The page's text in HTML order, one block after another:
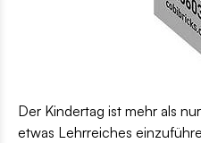
Der Kindertag ist mehr als
etwas Lehrreiches